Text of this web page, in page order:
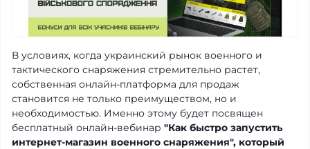
В условиях, когда украинский рынок военного и
тактического снаряжения стремительно растет,
собственная онлайн-платформа для продаж
становится не только преимуществом, но и
необходимостью. Именно этому будет посвящен
бесплатный онлайн-вебинар "Как быстро запустить
интернет-магазин военного снаряжения", который